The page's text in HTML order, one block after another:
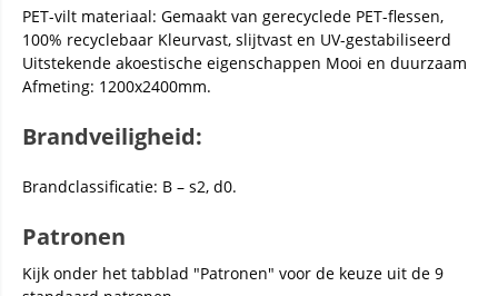
PET-vilt materiaal: Gemaakt van gerecyclede PET-flessen,
100% recyclebaar Kleurvast, slijtvast en UV-gestabiliseerd
Uitstekende akoestische eigenschappen Mooi en duurzaam
Afmeting: 1200x2400mm.
Brandveiligheid:
Brandclassificatie: B – s2, d0.
Patronen
Kijk onder het tabblad "Patronen" voor de keuze uit de 9